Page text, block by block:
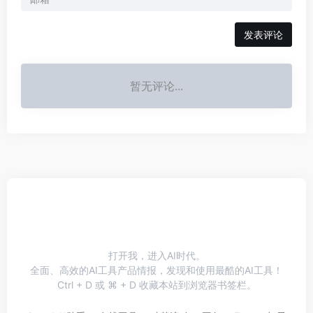
发表评论
暂无评论...
打开我，进入AI时代。
全面、高效的AI工具产品情报，发现和使用最酷的AI工具！
Ctrl + D 或 ⌘ + D 收藏本站到浏览器书签栏。